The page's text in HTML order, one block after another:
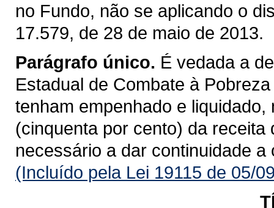
no Fundo, não se aplicando o
17.579, de 28 de maio de 2013.
Parágrafo único. É vedada a
Estadual de Combate à
tenham empenhado e
(cinquenta por cento) da
necessário a dar continuidade
(Incluído pela Lei 19115 de 05/